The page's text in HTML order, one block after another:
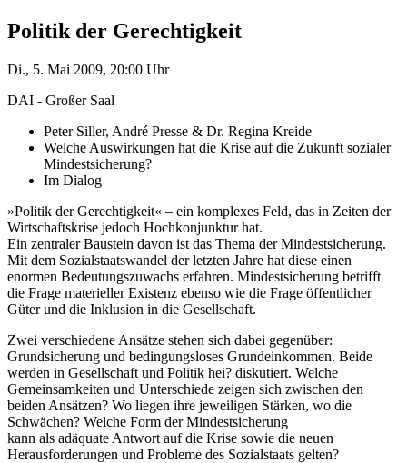
Politik der Gerechtigkeit
Di., 5. Mai 2009, 20:00 Uhr
DAI - Großer Saal
Peter Siller, André Presse & Dr. Regina Kreide
Welche Auswirkungen hat die Krise auf die Zukunft sozialer
Mindestsicherung?
Im Dialog
»Politik der Gerechtigkeit« – ein komplexes Feld, das in Zeiten der
Wirtschaftskrise jedoch Hochkonjunktur hat.
Ein zentraler Baustein davon ist das Thema der Mindestsicherung.
Mit dem Sozialstaatswandel der letzten Jahre hat diese einen
enormen Bedeutungszuwachs erfahren. Mindestsicherung betrifft
die Frage materieller Existenz ebenso wie die Frage öffentlicher
Güter und die Inklusion in die Gesellschaft.
Zwei verschiedene Ansätze stehen sich dabei gegenüber:
Grundsicherung und bedingungsloses Grundeinkommen. Beide
werden in Gesellschaft und Politik hei? diskutiert. Welche
Gemeinsamkeiten und Unterschiede zeigen sich zwischen den
beiden Ansätzen? Wo liegen ihre jeweiligen Stärken, wo die
Schwächen? Welche Form der Mindestsicherung
kann als adäquate Antwort auf die Krise sowie die neuen
Herausforderungen und Probleme des Sozialstaats gelten?